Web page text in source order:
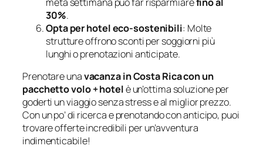
30%.
Opta per hotel eco-sostenibili: Molte
strutture offrono sconti per soggiorni più
lunghi o prenotazioni anticipate.
Prenotare unavacanza in Costa Rica con un
pacchetto volo + hotelè un’ottima soluzione per
goderti un viaggio senza stress e al miglior prezzo.
Con un po’ di ricerca e prenotando con anticipo, puoi
trovare offerte incredibili per un’avventura
indimenticabile!